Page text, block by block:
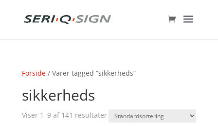
Forside/ Varer tagged “sikkerheds”
sikkerheds
Viser 1–9 af 141 resultater